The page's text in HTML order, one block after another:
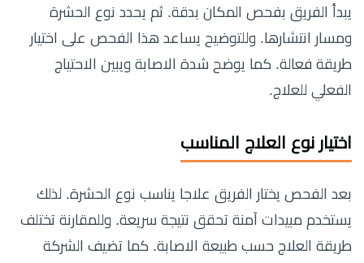
يبدأ الفريق بفحص المكان بدقة. ثم يحدد نوع الحشرة
ومسار انتشارها. وللتوضيح يساعد هذا الفحص على اختيار
طريقة فعالة. كما يوضح شدة الاصابة ويبين الاحتياج
الفعلي للعلاج.
اختيار نوع العلاج المناسب
بعد الفحص يختار الفريق علاجا يناسب نوع الحشرة. لذلك
يستخدم مبيدات آمنة تحقق نتيجة سريعة. وللمقارنة تختلف
طريقة العلاج حسب طبيعة الاصابة. كما تضيف الشركة